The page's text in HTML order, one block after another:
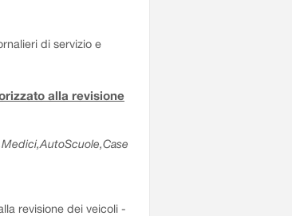
di servizio e
alla revisione
revisione dei veicoli -